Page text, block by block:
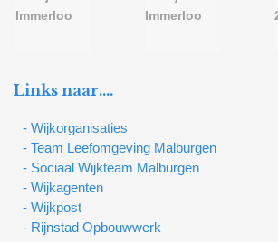
Links naar….
- Wijkorganisaties
- Team Leefomgeving Malburgen
- Sociaal Wijkteam Malburgen
- Wijkagenten
- Wijkpost
- Rijnstad Opbouwwerk